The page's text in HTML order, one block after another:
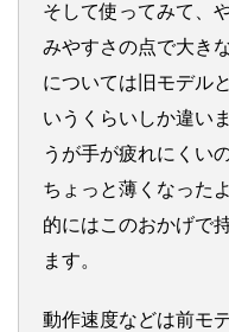
そして使ってみて、
みやすさの点で大き
については旧モデル
いうくらいしか違い
うが手が疲れにくい
ちょっと薄くなった
的にはこのおかげで
ます。
動作速度などは前モ